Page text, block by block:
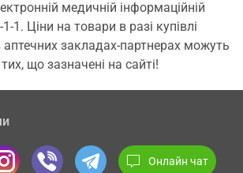
медичній інформаційній
1. Ціни на товари в разі купівлі
закладах-партнерах можуть
що зазначені на сайті!
Онлайн чат